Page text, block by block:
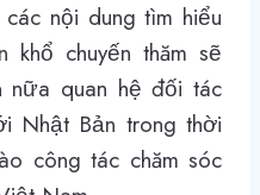
nội dung tìm hiểu
khổ chuyến thăm sẽ
nữa quan hệ đối tác
Nhật Bản trong thời
công tác chăm sóc